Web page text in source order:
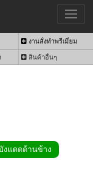
งานสั่งทำพรีเมี่ยม
สินค้าอื่นๆ
แดดด้านข้าง